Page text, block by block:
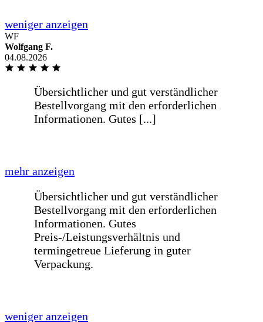
WF
Wolfgang F.
04.08.2026
weniger anzeigen
Schnelle Lieferung einer Glasplatte für
einen Tisch innerhalb von einer Woche
nach Bestellung. [...]
Schnelle Lieferung einer Glasplatte für
einen Tisch innerhalb von einer Woche
nach Bestellung. Passt auf den
Millimeter genau!
weniger anzeigen
in der Wohnzimmer zerbrach und auf